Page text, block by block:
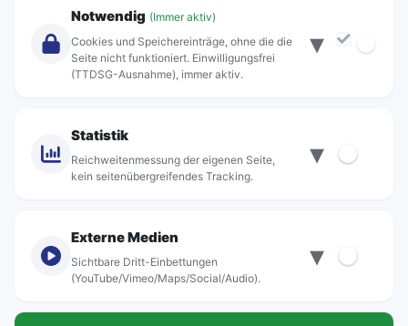
Über Rebus
Standorte
© rebus Regionalbus Rostock GmbH
Notwendig (Immer aktiv)
Cookies und Speichereinträge, ohne die die
Seite nicht funktioniert. Einwilligungsfrei
(TTDSG-Ausnahme), immer aktiv.
▾
Statistik
Reichweitenmessung der eigenen Seite,
kein seitenübergreifendes Tracking.
▾
Externe Medien
Sichtbare Dritt-Einbettungen
(YouTube/Vimeo/Maps/Social/Audio).
▾